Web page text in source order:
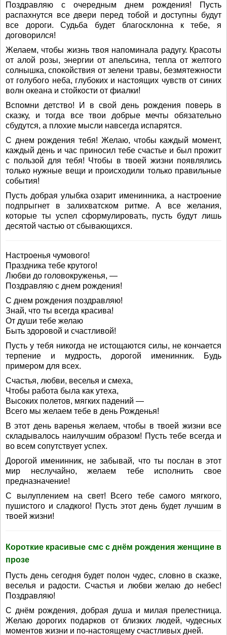
Поздравляю с очередным днем рождения! Пусть
распахнутся все двери перед тобой и доступны будут
все дороги. Судьба будет благосклонна к тебе, я
договорился!
Желаем, чтобы жизнь твоя напоминала радугу. Красоты
от алой розы, энергии от апельсина, тепла от желтого
солнышка, спокойствия от зелени травы, безмятежности
от голубого неба, глубоких и настоящих чувств от синих
волн океана и стойкости от фиалки!
Вспомни детство! И в свой день рождения поверь в
сказку, и тогда все твои добрые мечты обязательно
сбудутся, а плохие мысли навсегда испарятся.
С днем рождения тебя! Желаю, чтобы каждый момент,
каждый день и час приносил тебе счастье и был прожит
с пользой для тебя! Чтобы в твоей жизни появлялись
только нужные вещи и происходили только правильные
события!
Пусть добрая улыбка озарит именинника, а настроение
подпрыгнет в залихватском ритме. А все желания,
которые ты успел сформулировать, пусть будут лишь
десятой частью от сбывающихся.
Настроенья чумового!
Праздника тебе крутого!
Любви до головокруженья, —
Поздравляю с днем рождения!
С днем рождения поздравляю!
Знай, что ты всегда красива!
От души тебе желаю
Быть здоровой и счастливой!
Пусть у тебя никогда не истощаются силы, не кончается
терпение и мудрость, дорогой именинник. Будь
примером для всех.
Счастья, любви, веселья и смеха,
Чтобы работа была как утеха,
Высоких полетов, мягких падений —
Всего мы желаем тебе в день Рожденья!
В этот день варенья желаем, чтобы в твоей жизни все
складывалось наилучшим образом! Пусть тебе всегда и
во всем сопутствует успех.
Дорогой именинник, не забывай, что ты послан в этот
мир неслучайно, желаем тебе исполнить свое
предназначение!
С вылуплением на свет! Всего тебе самого мягкого,
пушистого и сладкого! Пусть этот день будет лучшим в
твоей жизни!
Короткие красивые смс с днём рождения женщине в
прозе
Пусть день сегодня будет полон чудес, словно в сказке,
веселья и радости. Счастья и любви желаю до небес!
Поздравляю!
С днём рождения, добрая душа и милая прелестница.
Желаю дорогих подарков от близких людей, чудесных
моментов жизни и по-настоящему счастливых дней.